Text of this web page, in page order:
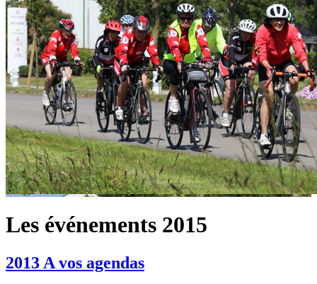
Les événements 2015
2013 A vos agendas